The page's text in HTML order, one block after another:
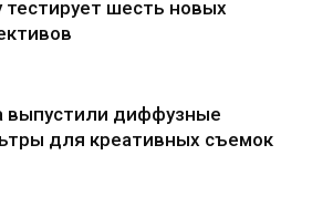
тестирует шесть новых
выпустили диффузные
для креативных съемок